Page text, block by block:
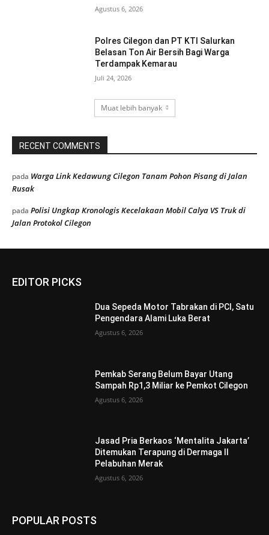
Agustus 6, 2026
Polres Cilegon dan PT KTI Salurkan
Belasan Ton Air Bersih Bagi Warga
Terdampak Kemarau
Juli 24, 2026
Muat lebih banyak
RECENT COMMENTS
pada Warga Link Kedawung Cilegon Tanam Pohon Pisang di Jalan
Rusak
pada Polisi Ungkap Kronologis Kecelakaan Mobil Calya VS Truk di
Jalan Protokol Cilegon
EDITOR PICKS
Dua Sepeda Motor Tabrakan di PCI, Satu
Pengendara Alami Luka Berat
Agustus 6, 2026
Pemkab Serang Belum Bayar Utang
Sampah Rp1,3 Miliar ke Pemkot Cilegon
Agustus 6, 2026
Jasad Pria Berkaos ‘Mentalita Jakarta’
Ditemukan Terapung di Dermaga II
Pelabuhan Merak
Agustus 6, 2026
POPULAR POSTS